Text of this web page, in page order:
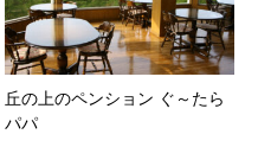
丘の上のペンション ぐ～たら
パパ